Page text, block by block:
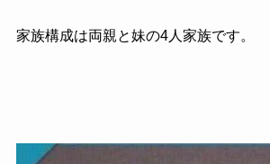
家族構成は両親と妹の4人家族です。